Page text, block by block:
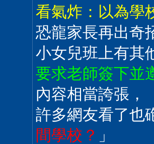
看氣炸：以為學
恐龍家長再出奇
小女兒班上有其
要求老師簽下並
內容相當誇張，
許多網友看了也
間學校？ 」